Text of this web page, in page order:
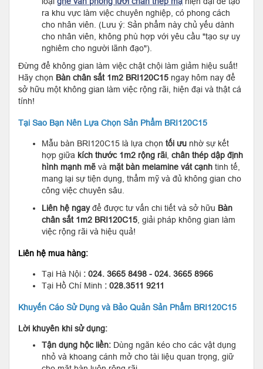
ra khu vực làm việc chuyên nghiệp, có phong cách
cho nhân viên. (Lưu ý: Sản phẩm này chủ yếu dành
cho nhân viên, không phù hợp với yêu cầu "tạo sự uy
nghiêm cho người lãnh đạo").
Đừng để không gian làm việc chật chội làm giảm hiệu suất!
Hãy chọn Bàn chân sắt 1m2 BRI120C15 ngay hôm nay để
sở hữu một không gian làm việc rộng rãi, hiện đại và thật cá
tính!
Tại Sao Bạn Nên Lựa Chọn Sản Phẩm BRI120C15
Mẫu bàn BRI120C15 là lựa chọn tối ưu nhờ sự kết
hợp giữa kích thước 1m2 rộng rãi chân thép dập định
hình mạnh mẽ và mặt bàn melamine vát cạnh tinh tế,
mang lại sự tiện dụng, thẩm mỹ và đủ không gian cho
công việc chuyên sâu.
Liên hệ ngayđể được tư vấn chi tiết và sở hữu Bàn
chân sắt 1m2 BRI120C15 , giải pháp không gian làm
việc rộng rãi và hiệu quả!
Liên hệ mua hàng:
Tại Hà Nội : 024. 3665 8498 - 024. 3665 8966
Tại Hồ Chí Minh : 028.3511 9211
Khuyến Cáo Sử Dụng và Bảo Quản Sản Phẩm BRI120C15
Lời khuyên khi sử dụng:
Tận dụng hộc liền: Dùng ngăn kéo cho các vật dụng
nhỏ và khoang cánh mở cho tài liệu quan trọng, giữ